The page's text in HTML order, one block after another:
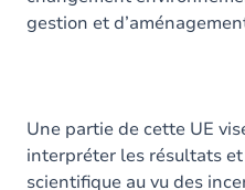
gestion et
Une partie de cette UE
interpréter les résultats
scientifique au vu des